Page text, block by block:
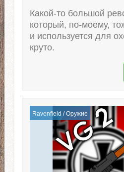
Какой-то большой
который, по-моему,
и используется для
круто.
Ravenfield /Оружие